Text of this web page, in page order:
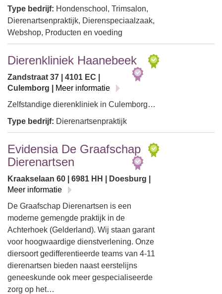
Type bedrijf: Hondenschool, Trimsalon,
Dierenartsenpraktijk, Dierenspeciaalzaak,
Webshop, Producten en voeding
Dierenkliniek Haanebeek
Zandstraat 37 | 4101 EC |
Culemborg |
Meer informatie
Zelfstandige dierenkliniek in Culemborg…
Type bedrijf: Dierenartsenpraktijk
Evidensia De Graafschap
Dierenartsen
Kraakselaan 60 | 6981 HH | Doesburg |
Meer informatie
De Graafschap Dierenartsen is een
moderne gemengde praktijk in de
Achterhoek (Gelderland). Wij staan garant
voor hoogwaardige dienstverlening. Onze
diersoort gedifferentieerde teams van 4-11
dierenartsen bieden naast eerstelijns
geneeskunde ook meer gespecialiseerde
zorg op het…